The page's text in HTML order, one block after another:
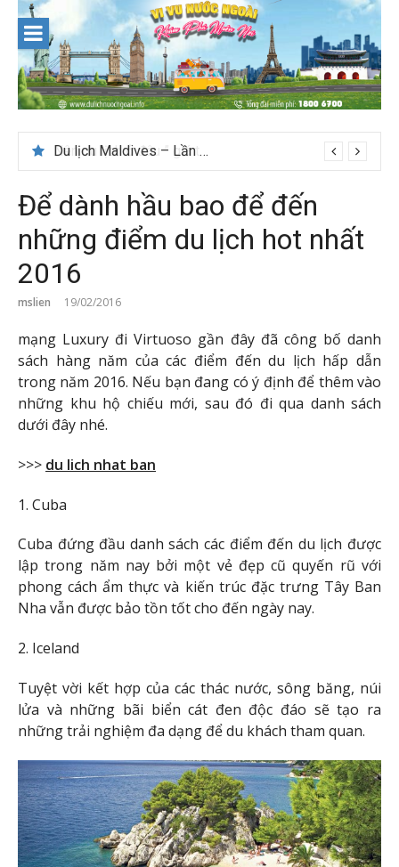
content
Nên du lịch ở đâu ” giá tốt” dịp lễ quốc khánh 2/9
Để dành hầu bao để đến
những điểm du lịch hot nhất
2016
mslien 19/02/2016
mạng Luxury đi Virtuoso gần đây đã công bố danh
sách hàng năm của các điểm đến du lịch hấp dẫn
trong năm 2016. Nếu bạn đang có ý định để thêm vào
những khu hộ chiếu mới, sau đó đi qua danh sách
dưới đây nhé.
>>> du lich nhat ban
1. Cuba
Cuba đứng đầu danh sách các điểm đến du lịch được
lập trong năm nay bởi một vẻ đẹp cũ quyến rũ với
phong cách ẩm thực và kiến ​​trúc đặc trưng Tây Ban
Nha vẫn được bảo tồn tốt cho đến ngày nay.
2. Iceland
Tuyệt vời kết hợp của các thác nước, sông băng, núi
lửa và những bãi biển cát đen độc đáo sẽ tạo ra
những trải nghiệm đa dạng để du khách tham quan.